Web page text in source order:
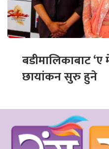
बडीमालिकाबाट
छायांकन सुरु हुने